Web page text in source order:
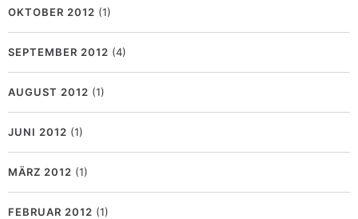
OKTOBER 2012 (1)
SEPTEMBER 2012 (4)
AUGUST 2012 (1)
JUNI 2012 (1)
MÄRZ 2012 (1)
FEBRUAR 2012 (1)